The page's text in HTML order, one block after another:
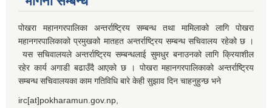
पोखरा महानगरपालिका अन्तर्राष्ट्रिय सम्बन्ध तथा मामिलाको लागि पोखरा
महानगरपालिकाको प्रमुखको मातहत अन्तर्राष्ट्रिय सम्बन्ध सचिवालय रहेको छ ।
यस सचिवालयले अन्तर्राष्ट्रिय सम्बन्धलाई सुमधुर बनाउनको लागि क्रियाशील
रहेर कार्य अगाडी बढाउँदै आएको छ । पोखरा महानगरपालिकाको अन्तर्राष्ट्रिय
सम्बन्ध सचिवालयका काम गतिविधि बारे केही सुझाव दिन चाहनुहुन्छ भने
irc[at]pokharamun.gov.np,